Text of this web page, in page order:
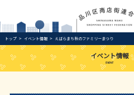
トップ イベント情報 えばらまち秋のファミリーまつり
イベント情報
EVENT